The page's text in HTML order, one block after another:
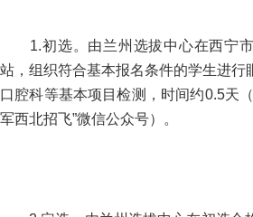
1.初选。由兰州选拔中心在西宁市
站，组织符合基本报名条件的学生进行
口腔科等基本项目检测，时间约0.5天
军西北招飞”微信公众号）。